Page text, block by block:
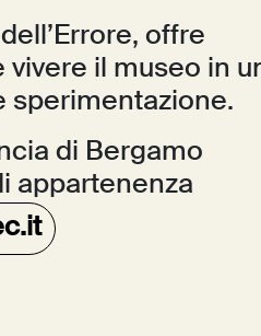
offre
vivere il museo in
sperimentazione.
di Bergamo
appartenenza